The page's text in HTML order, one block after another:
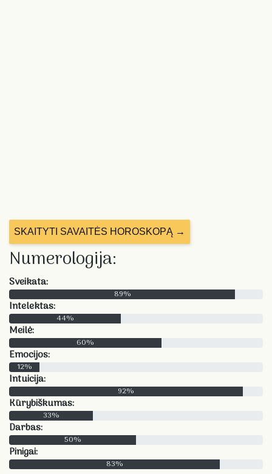
SKAITYTI SAVAITĖS HOROSKOPĄ →
Numerologija:
Sveikata:
89%
Intelektas:
44%
Meilė:
60%
Emocijos:
12%
Intuicija:
92%
Kūrybiškumas:
33%
Darbas:
50%
Pinigai:
83%